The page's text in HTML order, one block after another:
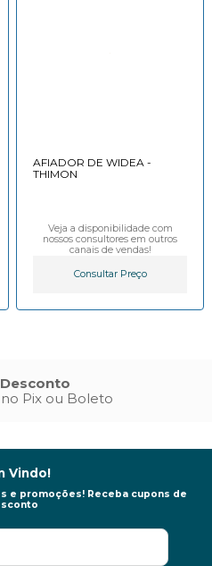
AFIADOR DE WIDEA -
THIMON
Veja a disponibilidade com
nossos consultores em outros
canais de vendas!
Consultar Preço
no Pix ou Boleto
Vindo!
e promoções! Receba cupons de